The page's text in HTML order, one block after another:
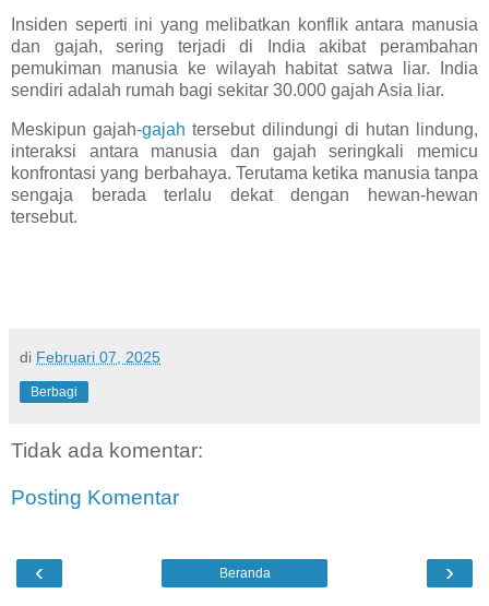
Insiden seperti ini yang melibatkan konflik antara manusia
dan gajah, sering terjadi di India akibat perambahan
pemukiman manusia ke wilayah habitat satwa liar. India
sendiri adalah rumah bagi sekitar 30.000 gajah Asia liar.
Meskipun gajah-gajah tersebut dilindungi di hutan lindung,
interaksi antara manusia dan gajah seringkali memicu
konfrontasi yang berbahaya. Terutama ketika manusia tanpa
sengaja berada terlalu dekat dengan hewan-hewan
tersebut.
di Februari 07, 2025
Berbagi
Tidak ada komentar:
Posting Komentar
‹ ›
Beranda